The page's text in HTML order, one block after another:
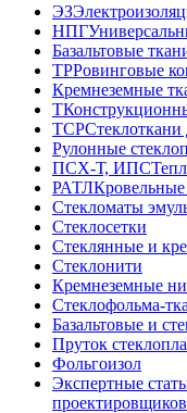
ЭЗ
НПГ
Базальтовые
ТРРовинговые
Кремнеземные
Т
ТСРСтеклоткани
Рулонные
ПСХ-Т, ИПС
РАТЛКровельные
Стекломаты
Стеклосетки
Стеклянные и
Стеклонити
Кремнеземные
Стеклофольма-
Базальтовые и
Пруток
Фольгоизол
Экспертные